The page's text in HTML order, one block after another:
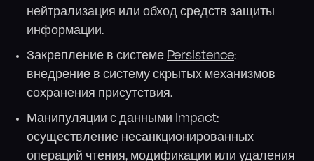
нейтрализация или обход средств защиты
информации.
Закрепление в системе Persistence:
внедрение в систему скрытых механизмов
сохранения присутствия.
Манипуляции с данными Impact:
осуществление несанкционированных
операций чтения, модификации или удаления